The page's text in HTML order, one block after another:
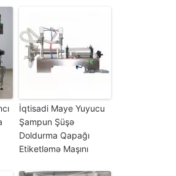
İqtisadi Maye Yuyucu
Şampun Şüşə
Doldurma Qapağı
Etiketləmə Maşını